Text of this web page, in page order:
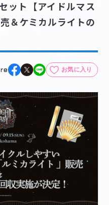
お気に入り
メモ
ット【アイドルマス
＆ケミカルライトの
お気に入り